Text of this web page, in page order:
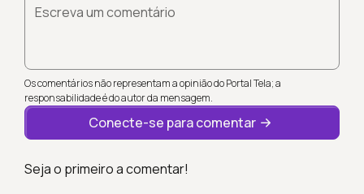
Escreva um comentário
Os comentários não representam a opinião do Portal Tela; a
responsabilidade é do autor da mensagem.
Conecte-se para comentar
Seja o primeiro a comentar!